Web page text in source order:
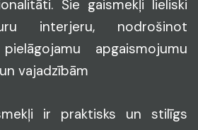
Šie gaismekļi lieliski
interjeru, nodrošinot
apgaismojumu
vajadzībām
ir praktisks un stilīgs